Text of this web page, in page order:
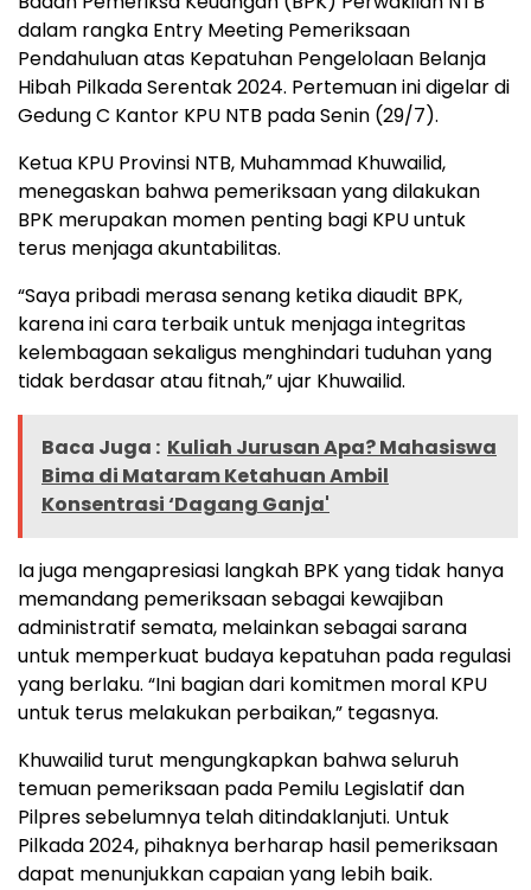
dalam rangka Entry Meeting Pemeriksaan
Pendahuluan atas Kepatuhan Pengelolaan Belanja
Hibah Pilkada Serentak 2024. Pertemuan ini digelar di
Gedung C Kantor KPU NTB pada Senin (29/7).
Ketua KPU Provinsi NTB, Muhammad Khuwailid,
menegaskan bahwa pemeriksaan yang dilakukan
BPK merupakan momen penting bagi KPU untuk
terus menjaga akuntabilitas.
“Saya pribadi merasa senang ketika diaudit BPK,
karena ini cara terbaik untuk menjaga integritas
kelembagaan sekaligus menghindari tuduhan yang
tidak berdasar atau fitnah,” ujar Khuwailid.
Baca Juga : Kuliah Jurusan Apa? Mahasiswa
Bima di Mataram Ketahuan Ambil
Konsentrasi ‘Dagang Ganja'
Ia juga mengapresiasi langkah BPK yang tidak hanya
memandang pemeriksaan sebagai kewajiban
administratif semata, melainkan sebagai sarana
untuk memperkuat budaya kepatuhan pada regulasi
yang berlaku. “Ini bagian dari komitmen moral KPU
untuk terus melakukan perbaikan,” tegasnya.
Khuwailid turut mengungkapkan bahwa seluruh
temuan pemeriksaan pada Pemilu Legislatif dan
Pilpres sebelumnya telah ditindaklanjuti. Untuk
Pilkada 2024, pihaknya berharap hasil pemeriksaan
dapat menunjukkan capaian yang lebih baik.